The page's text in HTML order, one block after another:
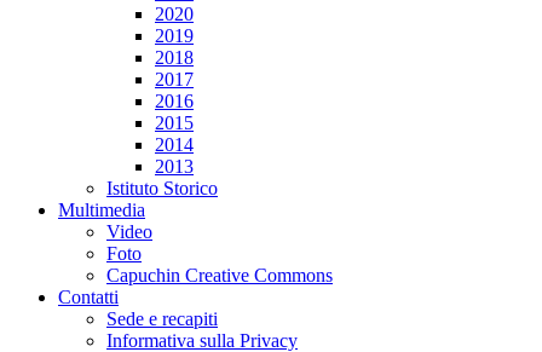
2020
2019
2018
2017
2016
2015
2014
2013
Istituto Storico
Multimedia
Video
Foto
Capuchin Creative Commons
Contatti
Sede e recapiti
Informativa sulla Privacy